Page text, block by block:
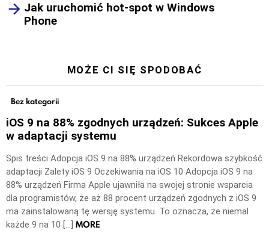
Jak uruchomić hot-spot w Windows
Phone
MOŻE CI SIĘ SPODOBAĆ
Bez kategorii
iOS 9 na 88% zgodnych urządzeń: Sukces Apple
w adaptacji systemu
Spis treści Adopcja iOS 9 na 88% urządzeń Rekordowa szybkość
adaptacji Zalety iOS 9 Oczekiwania na iOS 10 Adopcja iOS 9 na
88% urządzeń Firma Apple ujawniła na swojej stronie wsparcia
dla programistów, że aż 88 procent urządzeń zgodnych z iOS 9
ma zainstalowaną tę wersję systemu. To oznacza, że niemal
każde 9 na 10 […] MORE